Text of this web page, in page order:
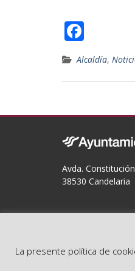
ac
e
b
o
k
Alcaldía,
Avda.
38530 Candelaria
La presente política de